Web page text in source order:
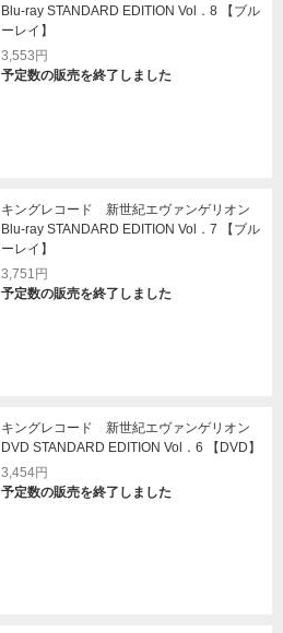
Blu-ray STANDARD EDITION Vol．8 【ブル
ーレイ】
3,553円
予定数の販売を終了しました
キングレコード 新世紀エヴァンゲリオン
Blu-ray STANDARD EDITION Vol．7 【ブル
ーレイ】
3,751円
予定数の販売を終了しました
キングレコード 新世紀エヴァンゲリオン
DVD STANDARD EDITION Vol．6 【DVD】
3,454円
予定数の販売を終了しました